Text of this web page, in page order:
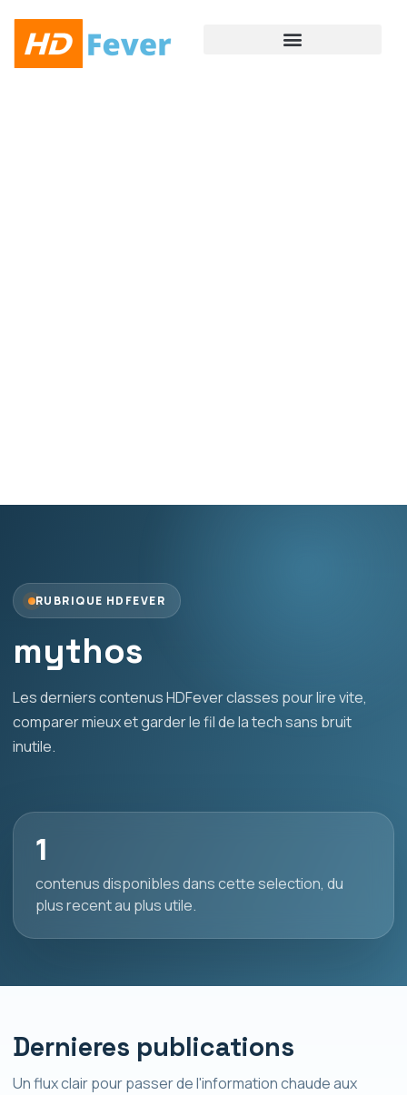
RUBRIQUE HDFEVER
mythos
Les derniers contenus HDFever classes pour lire vite,
comparer mieux et garder le fil de la tech sans bruit
inutile.
1
contenus disponibles dans cette selection, du
plus recent au plus utile.
Dernieres publications
Un flux clair pour passer de l'information chaude aux